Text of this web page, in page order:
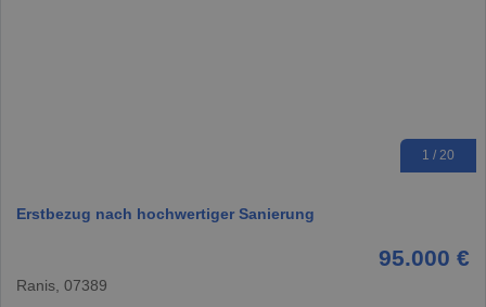
1 / 20
Erstbezug nach hochwertiger Sanierung
95.000 €
Ranis, 07389